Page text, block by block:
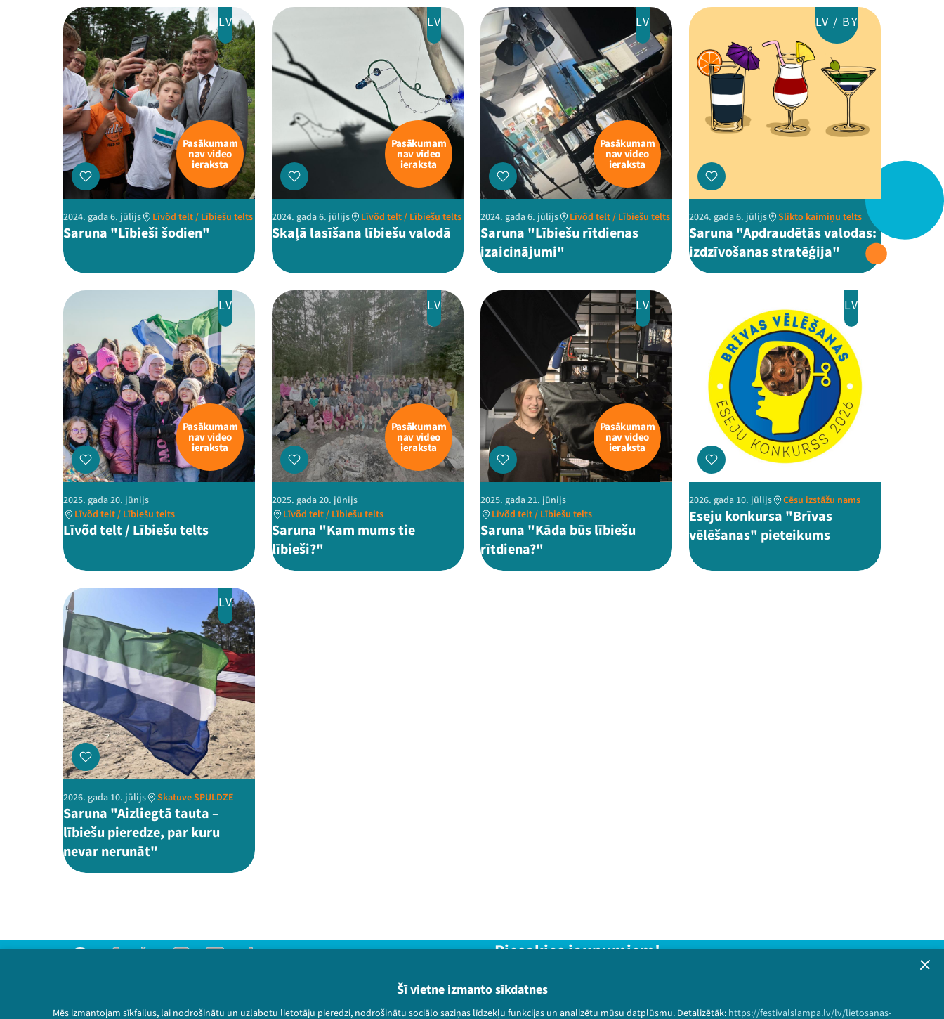
Šī vietne izmanto sīkdatnes
Mēs izmantojam sīkfailus, lai nodrošinātu un uzlabotu lietotāju pieredzi, nodrošinātu sociālo saziņas līdzekļu funkcijas un analizētu mūsu datplūsmu. Detalizētāk: https://festivalslampa.lv/lv/lietosanas-
LV
Pasākumam
nav video
ieraksta
2024. gada 6. jūlijs Līvõd telt / Lībiešu telts
Saruna "Lībieši šodien"
LV
Pasākumam
nav video
ieraksta
2024. gada 6. jūlijs Līvõd telt / Lībiešu telts
Skaļā lasīšana lībiešu valodā
LV
Pasākumam
nav video
ieraksta
2024. gada 6. jūlijs Līvõd telt / Lībiešu telts
Saruna "Lībiešu rītdienas
izaicinājumi"
LV / BY
2024. gada 6. jūlijs Slikto kaimiņu telts
Saruna "Apdraudētās valodas:
izdzīvošanas stratēģija"
LV
Pasākumam
nav video
ieraksta
2025. gada 20. jūnijs
Līvõd telt / Lībiešu telts
Līvõd telt / Lībiešu telts
LV
Pasākumam
nav video
ieraksta
2025. gada 20. jūnijs
Līvõd telt / Lībiešu telts
Saruna "Kam mums tie
lībieši?"
LV
Pasākumam
nav video
ieraksta
2025. gada 21. jūnijs
Līvõd telt / Lībiešu telts
Saruna "Kāda būs lībiešu
rītdiena?"
LV
2026. gada 10. jūlijs Cēsu izstāžu nams
Eseju konkursa "Brīvas
vēlēšanas" pieteikums
LV
2026. gada 10. jūlijs Skatuve SPULDZE
Saruna "Aizliegtā tauta –
lībiešu pieredze, par kuru
nevar nerunāt"
Privātuma politika
Piesakies jaunumiem!
Nepalaid garām aktuālāko informāciju!